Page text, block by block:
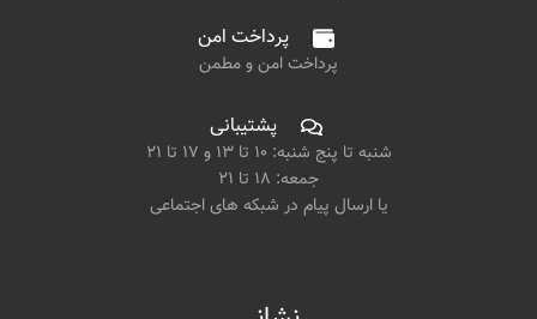
پرداخت امن
پرداخت امن و مطمن
پشتیبانی
شنبه تا پنج شنبه: ۱۰ تا ۱۳ و ۱۷ تا ۲۱
جمعه: ۱۸ تا ۲۱
یا ارسال پیام در شبکه های اجتماعی